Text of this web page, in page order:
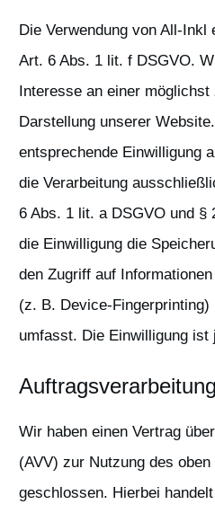
Die Verwendung von All-Inkl
Art. 6 Abs. 1 lit. f DSGVO.
Interesse an einer
Darstellung unserer
entsprechende Einwilligung
die Verarbeitung
6 Abs. 1 lit. a DSGVO und §
die Einwilligung die
den Zugriff auf
(z. B. Device-Fingerprinting)
umfasst. Die Einwilligung ist
Auftragsverarbeitung
Wir haben einen Vertrag
(AVV) zur Nutzung des
geschlossen. Hierbei